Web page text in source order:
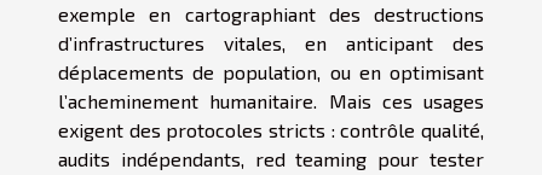
exemple en cartographiant des destructions
d’infrastructures vitales, en anticipant des
déplacements de population, ou en optimisant
l’acheminement humanitaire. Mais ces usages
exigent des protocoles stricts : contrôle qualité,
audits indépendants, red teaming pour tester